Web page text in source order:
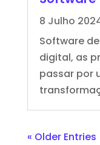
8 Julho
Software
digital, as
passar por
« Older Entries